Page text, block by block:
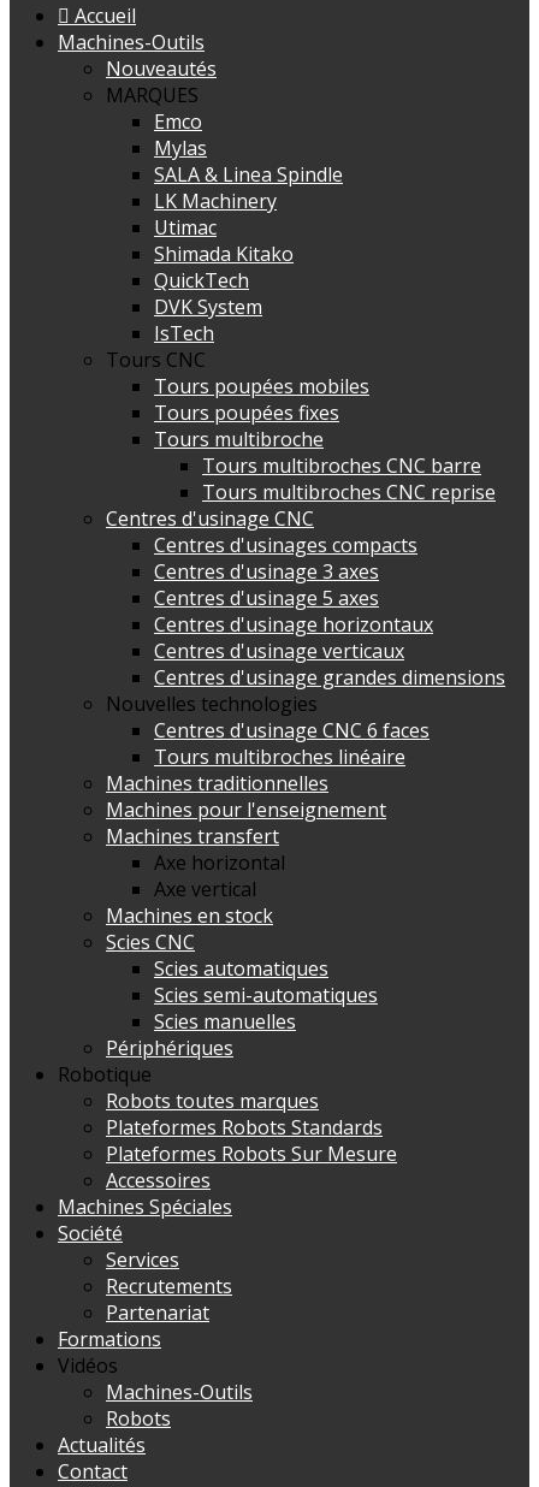
Accueil
Machines-Outils
Nouveautés
MARQUES
Emco
Mylas
SALA & Linea Spindle
LK Machinery
Utimac
Shimada Kitako
QuickTech
DVK System
IsTech
Tours CNC
Tours poupées mobiles
Tours poupées fixes
Tours multibroche
Tours multibroches CNC barre
Tours multibroches CNC reprise
Centres d'usinage CNC
Centres d'usinages compacts
Centres d'usinage 3 axes
Centres d'usinage 5 axes
Centres d'usinage horizontaux
Centres d'usinage verticaux
Centres d'usinage grandes dimensions
Nouvelles technologies
Centres d'usinage CNC 6 faces
Tours multibroches linéaire
Machines traditionnelles
Machines pour l'enseignement
Machines transfert
Axe horizontal
Axe vertical
Machines en stock
Scies CNC
Scies automatiques
Scies semi-automatiques
Scies manuelles
Périphériques
Robotique
Robots toutes marques
Plateformes Robots Standards
Plateformes Robots Sur Mesure
Accessoires
Machines Spéciales
Société
Services
Recrutements
Partenariat
Formations
Vidéos
Machines-Outils
Robots
Actualités
Contact